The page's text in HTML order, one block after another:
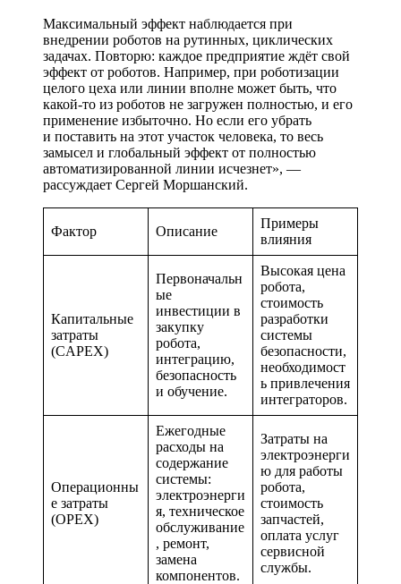
Максимальный эффект наблюдается при
внедрении роботов на рутинных, циклических
задачах. Повторю: каждое предприятие ждёт свой
эффект от роботов. Например, при роботизации
целого цеха или линии вполне может быть, что
какой‑то из роботов не загружен полностью, и его
применение избыточно. Но если его убрать
и поставить на этот участок человека, то весь
замысел и глобальный эффект от полностью
автоматизированной линии исчезнет», —
рассуждает Сергей Моршанский.
Фактор Описание
Примеры
влияния
Капитальные
затраты
(CAPEX)
Первоначальн
ые
инвестиции в
закупку
робота,
интеграцию,
безопасность
и обучение.
Высокая цена
робота,
стоимость
разработки
системы
безопасности,
необходимост
ь привлечения
интеграторов.
Операционны
е затраты
(OPEX)
Ежегодные
расходы на
содержание
системы:
электроэнерги
я, техническое
обслуживание
, ремонт,
замена
компонентов.
Затраты на
электроэнерги
ю для работы
робота,
стоимость
запчастей,
оплата услуг
сервисной
службы.